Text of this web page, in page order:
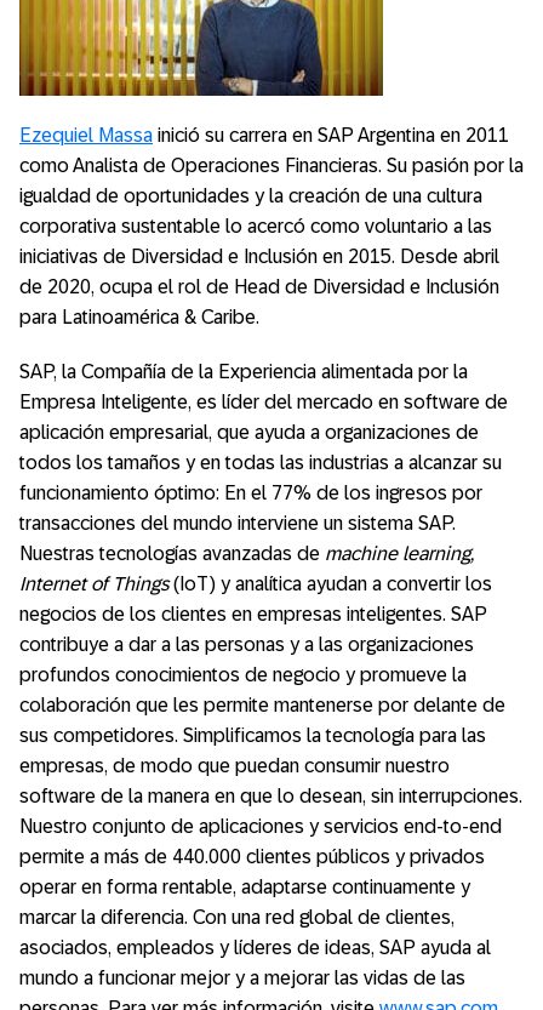
Ezequiel Massa inició su carrera en SAP Argentina en 2011
como Analista de Operaciones Financieras. Su pasión por la
igualdad de oportunidades y la creación de una cultura
corporativa sustentable lo acercó como voluntario a las
iniciativas de Diversidad e Inclusión en 2015. Desde abril
de 2020, ocupa el rol de Head de Diversidad e Inclusión
para Latinoamérica & Caribe.
SAP, la Compañía de la Experiencia alimentada por la
Empresa Inteligente, es líder del mercado en software de
aplicación empresarial, que ayuda a organizaciones de
todos los tamaños y en todas las industrias a alcanzar su
funcionamiento óptimo: En el 77% de los ingresos por
transacciones del mundo interviene un sistema SAP.
Nuestras tecnologías avanzadas de machine learning,
Internet of Things(IoT) y analítica ayudan a convertir los
negocios de los clientes en empresas inteligentes. SAP
contribuye a dar a las personas y a las organizaciones
profundos conocimientos de negocio y promueve la
colaboración que les permite mantenerse por delante de
sus competidores. Simplificamos la tecnología para las
empresas, de modo que puedan consumir nuestro
software de la manera en que lo desean, sin interrupciones.
Nuestro conjunto de aplicaciones y servicios end-to-end
permite a más de 440.000 clientes públicos y privados
operar en forma rentable, adaptarse continuamente y
marcar la diferencia. Con una red global de clientes,
asociados, empleados y líderes de ideas, SAP ayuda al
mundo a funcionar mejor y a mejorar las vidas de las